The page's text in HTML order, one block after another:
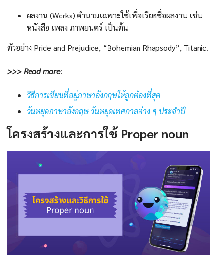
ผลงาน (Works) คำนามเฉพาะใช้เพื่อเรียกชื่อผลงาน เช่น
หนังสือ เพลง ภาพยนตร์ เป็นต้น
ตัวอย่าง Pride and Prejudice, “Bohemian Rhapsody”, Titanic.
>>> Read more:
วิธีการเขียนที่อยู่ภาษาอังกฤษให้ถูกต้องที่สุด
วันหยุดภาษาอังกฤษ วันหยุดเทศกาลต่าง ๆ ประจำปี
โครงสร้างและการใช้ Proper noun